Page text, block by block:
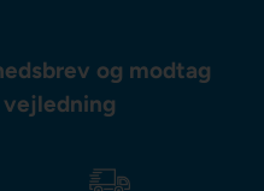
og modtag
vejledning